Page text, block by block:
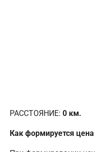
РАССТОЯНИЕ: 0 км.
Как формируется